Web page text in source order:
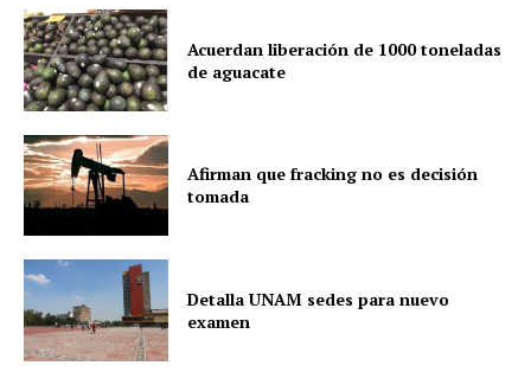
Acuerdan liberación de 1000 toneladas
de aguacate
Afirman que fracking no es decisión
tomada
Detalla UNAM sedes para nuevo
examen